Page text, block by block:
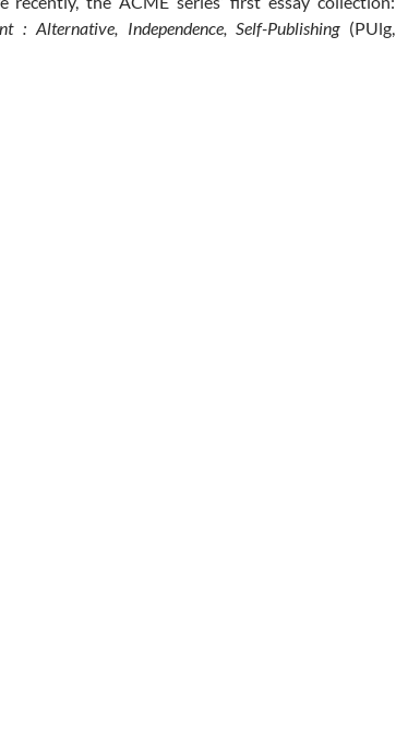
: Alternative, Independence, Self-Publishing(PUlg,